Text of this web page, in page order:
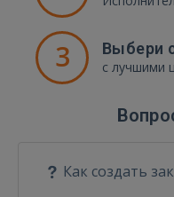
3 Выбери
с лучшими
Как создать